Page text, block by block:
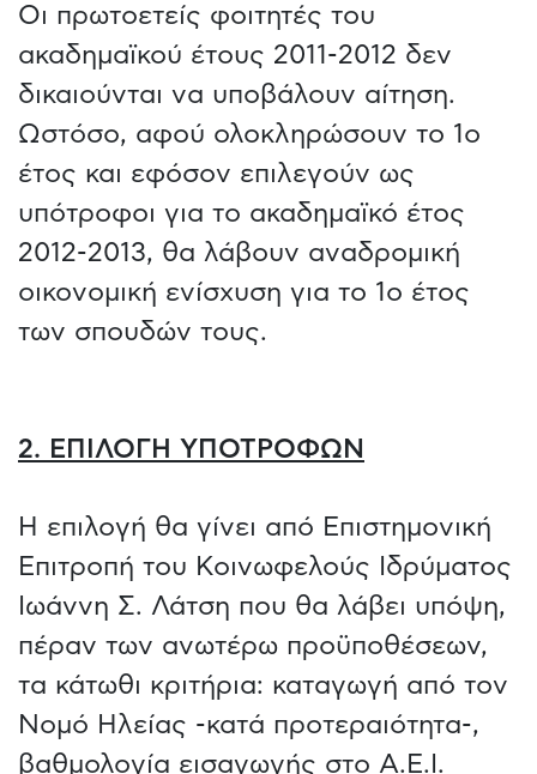
Oι πρωτοετείς φοιτητές του
ακαδημαϊκού έτους 2011-2012 δεν
δικαιούνται να υποβάλουν αίτηση.
Ωστόσο, αφού ολοκληρώσουν το 1ο
έτος και εφόσον επιλεγούν ως
υπότροφοι για το ακαδημαϊκό έτος
2012-2013, θα λάβουν αναδρομική
οικονομική ενίσχυση για το 1ο έτος
των σπουδών τους.
2. ΕΠΙΛΟΓΗ ΥΠΟΤΡΟΦΩΝ
Η επιλογή θα γίνει από Επιστημονική
Επιτροπή του Κοινωφελούς Ιδρύματος
Ιωάννη Σ. Λάτση που θα λάβει υπόψη,
πέραν των ανωτέρω προϋποθέσεων,
τα κάτωθι κριτήρια: καταγωγή από τον
Νομό Ηλείας -κατά προτεραιότητα-,
βαθμολογία εισαγωγής στο Α.Ε.Ι.